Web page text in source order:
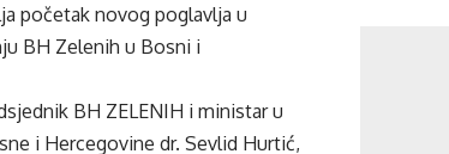
početak novog poglavlja u
BH Zelenih u Bosni i
BH ZELENIH i ministar u
i Hercegovine dr. Sevlid Hurtić,